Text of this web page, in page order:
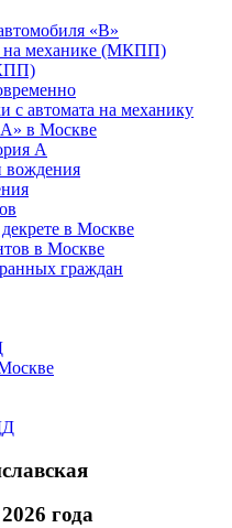
«В»
на механике (МКПП)
с автомата на механику
в Москве
А
вождения
в Москве
в Москве
граждан
года